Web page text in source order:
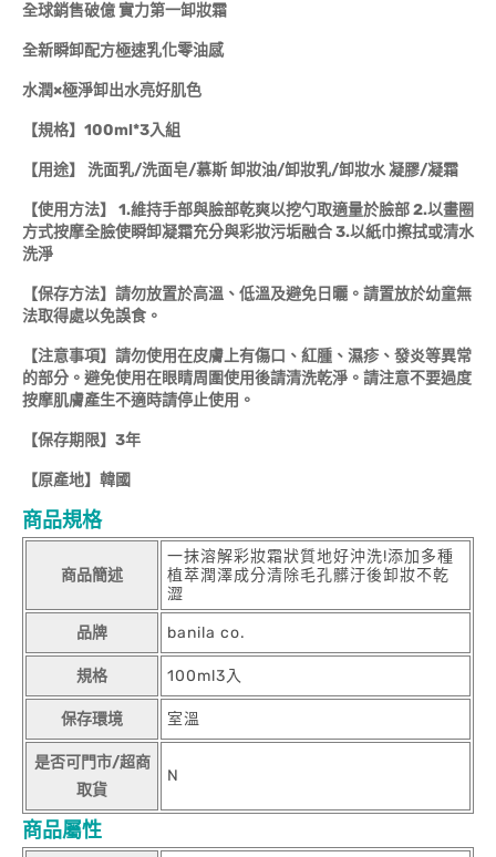
全球銷售破億 實力第一卸妝霜
全新瞬卸配方極速乳化零油感
水潤×極淨卸出水亮好肌色
【規格】100ml*3入組
【用途】 洗面乳/洗面皂/慕斯 卸妝油/卸妝乳/卸妝水 凝膠/凝霜
【使用方法】 1.維持手部與臉部乾爽以挖勺取適量於臉部 2.以畫圈
方式按摩全臉使瞬卸凝霜充分與彩妝污垢融合 3.以紙巾擦拭或清水
洗淨
【保存方法】請勿放置於高溫、低溫及避免日曬。請置放於幼童無
法取得處以免誤食。
【注意事項】請勿使用在皮膚上有傷口、紅腫、濕疹、發炎等異常
的部分。避免使用在眼睛周圍使用後請清洗乾淨。請注意不要過度
按摩肌膚產生不適時請停止使用。
【保存期限】3年
【原產地】韓國
商品規格
商品簡述
一抹溶解彩妝霜狀質地好沖洗!添加多種
植萃潤澤成分清除毛孔髒汙後卸妝不乾
澀
品牌 banila co.
規格 100ml3入
保存環境 室溫
是否可門市/超商
取貨
N
商品屬性